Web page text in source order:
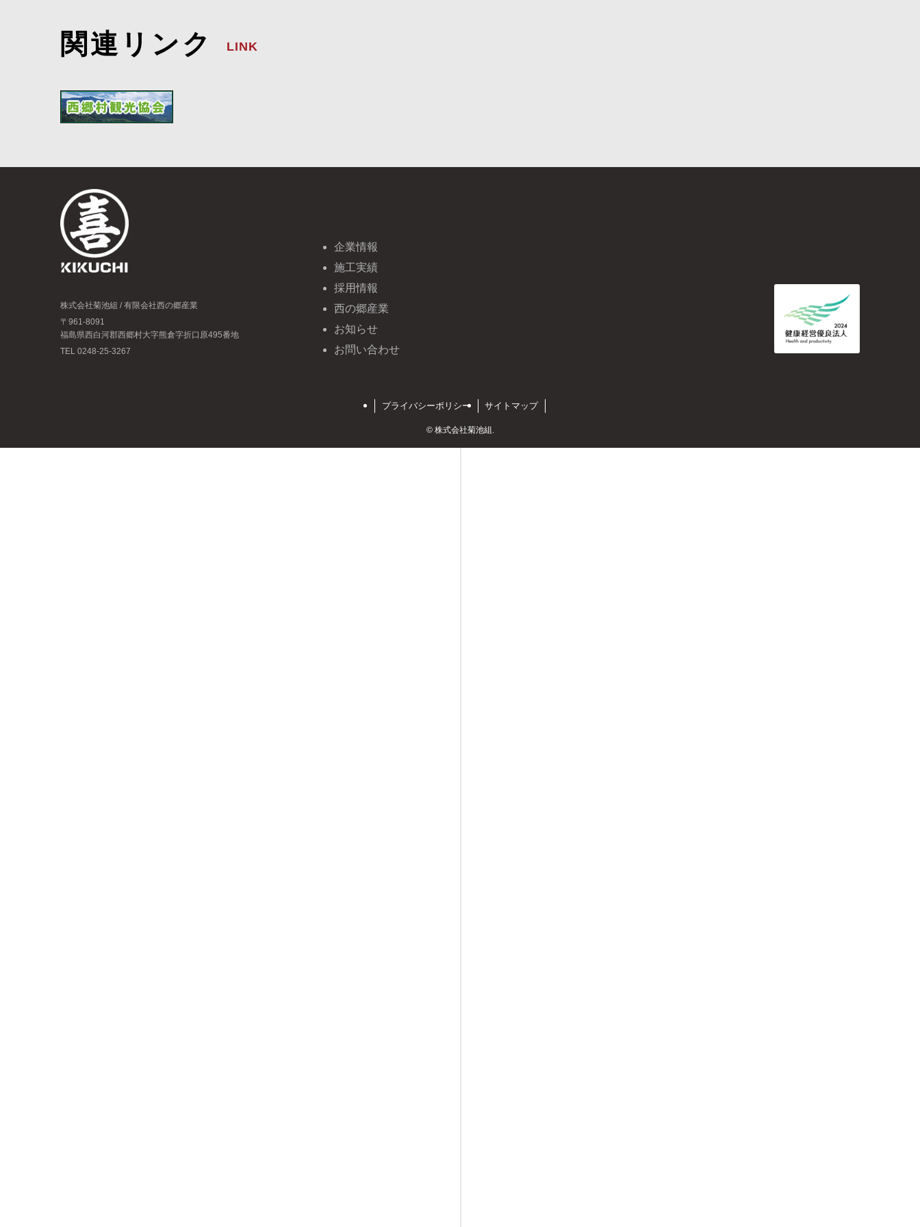
関連リンク LINK
株式会社菊池組 / 有限会社西の郷産業
〒961-8091
福島県西白河郡西郷村大字熊倉字折口原495番地
TEL 0248-25-3267
企業情報
施工実績
採用情報
西の郷産業
お知らせ
お問い合わせ
プライバシーポリシー サイトマップ
©株式会社菊池組.